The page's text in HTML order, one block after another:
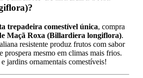
trepadeira comestível única, compra
Maçã Roxa (Billardiera longiflora).
resistente produz frutos com sabor
prospera mesmo em climas mais frios.
jardins ornamentais comestíveis!